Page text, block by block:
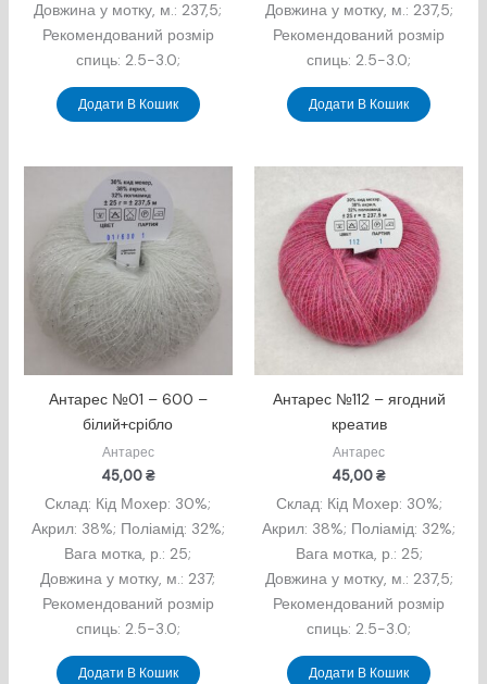
Довжина у мотку, м.: 237,5;
Рекомендований розмір
спиць: 2.5-3.0;
Додати В Кошик
Довжина у мотку, м.: 237,5;
Рекомендований розмір
спиць: 2.5-3.0;
Додати В Кошик
Антарес №01 – 600 –
білий+срібло
Антарес
45,00₴
Склад: Кід Мохер: 30%;
Акрил: 38%; Поліамід: 32%;
Вага мотка, р.: 25;
Довжина у мотку, м.: 237;
Рекомендований розмір
спиць: 2.5-3.0;
Додати В Кошик
Антарес №112 – ягодний
креатив
Антарес
45,00₴
Склад: Кід Мохер: 30%;
Акрил: 38%; Поліамід: 32%;
Вага мотка, р.: 25;
Довжина у мотку, м.: 237,5;
Рекомендований розмір
спиць: 2.5-3.0;
Додати В Кошик